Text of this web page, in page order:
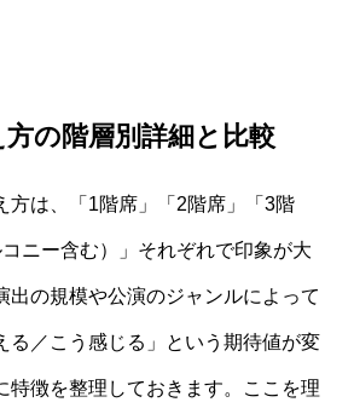
方の階層別詳細と比較
方は、「1階席」「2階席」「3階
ニー含む）」それぞれで印象が大
出の規模や公演のジャンルによって
る／こう感じる」という期待値が変
特徴を整理しておきます。ここを理